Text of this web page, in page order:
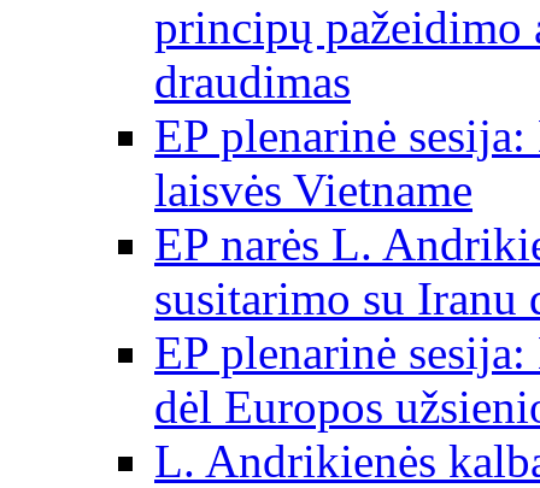
principų pažeidimo
draudimas
EP plenarinė
laisvės Vietname
EP narės L.
susitarimo su Iranu
EP plenarinė
dėl Europos
L. Andrikienės